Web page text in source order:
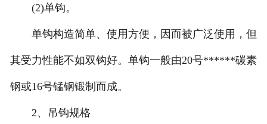
(2)单钩。
单钩构造简单、使用方便，因而被广泛使用，但
其受力性能不如双钩好。单钩一般由20号******碳素
钢或16号锰钢锻制而成。
2、吊钩规格